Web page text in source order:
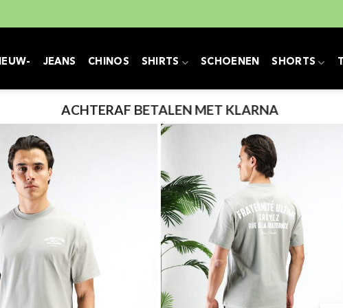
JEANS CHINOS SHIRTS SCHOENEN SHORTS
ACHTERAF BETALEN MET KLARNA